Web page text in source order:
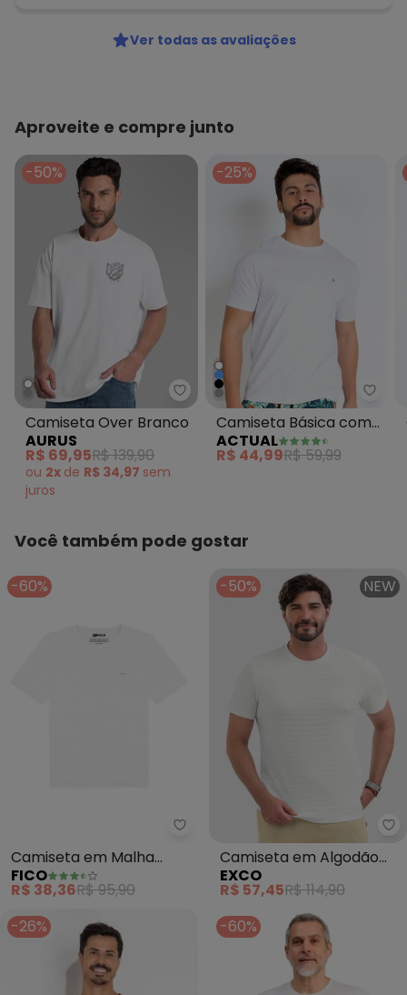
Ver todas as avaliações
Aproveite e compre junto
-50%
Aurus - Camiseta Over Branco
Camiseta Over Branco
AURUS
R$ 69,95R$ 139,90
ou 2x de R$ 34,97 sem
juros
-25%
Camiseta Básica com
Detalhe Bordado
Branca
ACTUAL
R$ 44,99R$ 59,99
Você também pode gostar
-60%
Fico - Camiseta em Malha
Camiseta em Malha
Texturizada (Branco)
FICO
R$ 38,36R$ 95,90
-50% NEW
Camiseta em Algodão
(Branco)
EXCO
R$ 57,45R$ 114,90
-26%
-60%